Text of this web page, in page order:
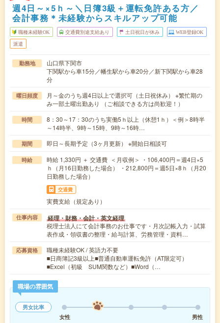
週4日～×5ｈ～＼日簿3級＋運転免許ある方／
会計事務＊未経験からスキルアップ可能
職種未経験OK 交通費別途支給あり 土日祝日が休み WEB登録OK
派遣
勤務地
山口県下関市
下関駅から車15分／幡生駅から車20分／新下関駅から車28
分
曜日頻度
月～金のうち週4日以上で選択可（土日祝休み） ※繁忙期の
み一部土曜出勤あり （ご相談できる方は尚歓迎！）
時間
8：30～17：30のうち実働5ｈ以上（休憩1ｈ）＜例＞8時半
～14時半、9時～15時、9時～16時…
期間 即日～長期予定（3ヶ月更新） ※開始日相談可
時給
時給 1,330円 ＋ 交通費 ＜月収例＞ ・106,400円＝週4日×5
ｈ（月16日勤務した場合） ・212,800円＝週5日×8ｈ（月20
日勤務した場合）
交通費
実費支給（規定あり）
仕事内容 経理・財務・会計・英文経理
税理士法人にて会計事務のお仕事です・月次記帳入力・試算
表作成・領収書の整理・給与計算、労務管理・資料…
応募資格
職種未経験OK / 英語力不要
■日商簿記3級以上■普通自動車運転免許（AT限定可）
■Excel（初級 SUM関数など）■Word（…
職場の雰囲気
男女比率
女性
男性